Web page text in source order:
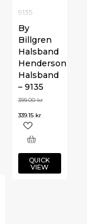
9135
By
Billgren
Halsband
Henderson
Halsband
– 9135
399.00kr
339.15 kr
QUICK
VIEW